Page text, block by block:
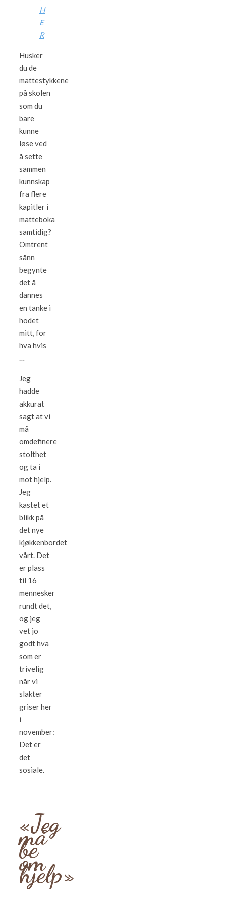
H
E
R
Husker
du de
mattestykkene
på skolen
som du
bare
kunne
løse ved
å sette
sammen
kunnskap
fra flere
kapitler i
matteboka
samtidig?
Omtrent
sånn
begynte
det å
dannes
en tanke i
hodet
mitt, for
hva hvis
…
Jeg
hadde
akkurat
sagt at vi
må
omdefinere
stolthet
og ta i
mot hjelp.
Jeg
kastet et
blikk på
det nye
kjøkkenbordet
vårt. Det
er plass
til 16
mennesker
rundt det,
og jeg
vet jo
godt hva
som er
trivelig
når vi
slakter
griser her
i
november:
Det er
det
sosiale.
«Jeg
må
be
om
hjelp»